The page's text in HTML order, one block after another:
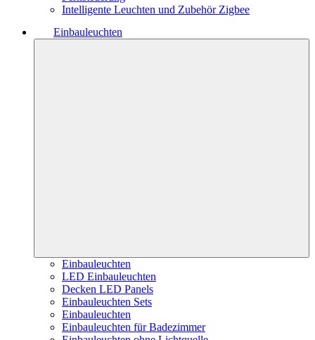
Intelligente Leuchten und Zubehör Zigbee
Einbauleuchten
Einbauleuchten
LED Einbauleuchten
Decken LED Panels
Einbauleuchten Sets
Einbauleuchten
Einbauleuchten für Badezimmer